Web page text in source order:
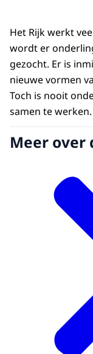
Het Rijk werkt
wordt er
gezocht. Er is
nieuwe vormen
Toch is nooit
samen te werken.
Meer over